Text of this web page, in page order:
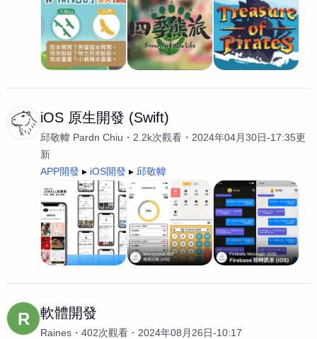
iOS 原生開發 (Swift)
邱敬幃 Pardn Chiu 2.2k次觀看
2024年04月30日-17:35更
新
APP開發
iOS開發 邱敬幃
R 軟體開發
Raines 402次觀看
2024年08月26日-10:17